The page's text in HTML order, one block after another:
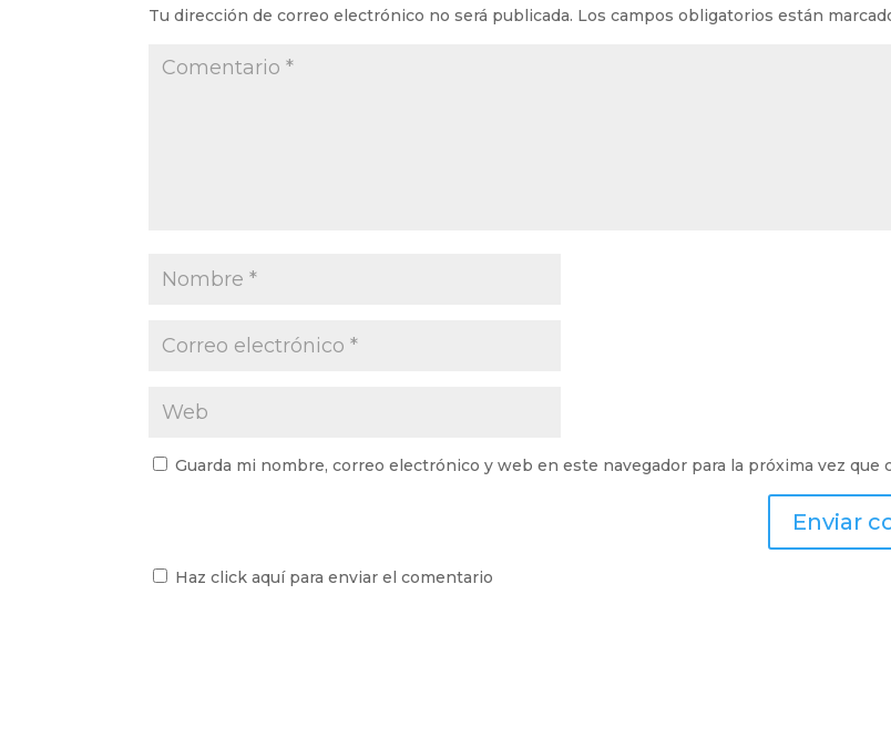
Tu dirección de correo electrónico no será publicada. Los campos obligatorios están
Guarda mi nombre, correo electrónico y web en este navegador para la próxima vez que
Haz click aquí para enviar el comentario